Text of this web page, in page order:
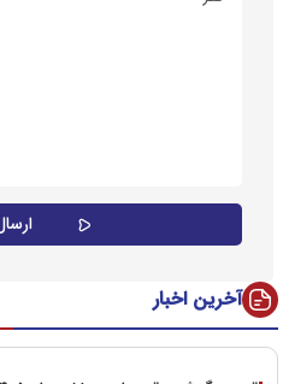
آخرین اخبار